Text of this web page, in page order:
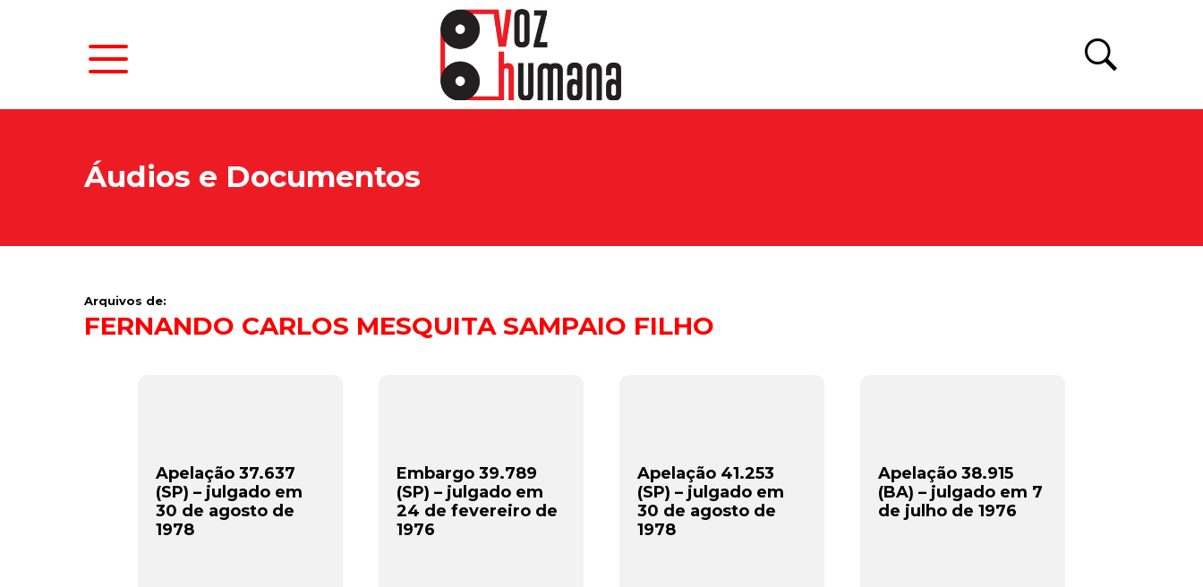
Áudios e Documentos
Arquivos de:
FERNANDO CARLOS MESQUITA SAMPAIO FILHO
Apelação 37.637
(SP) – julgado em
30 de agosto de
1978
Embargo 39.789
(SP) – julgado em
24 de fevereiro de
1976
Apelação 41.253
(SP) – julgado em
30 de agosto de
1978
Apelação 38.915
(BA) – julgado em 7
de julho de 1976